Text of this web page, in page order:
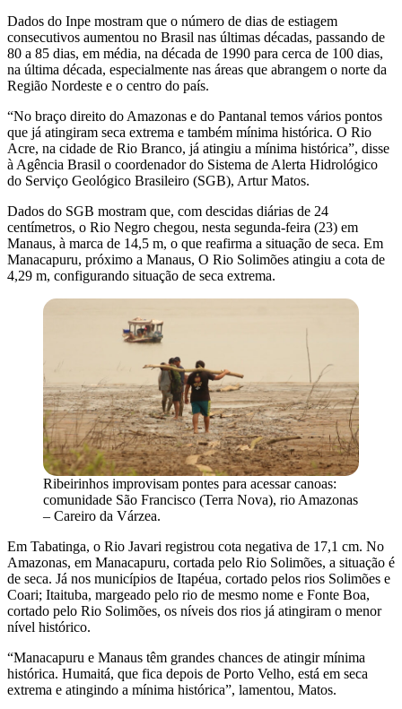
Dados do Inpe mostram que o número de dias de estiagem
consecutivos aumentou no Brasil nas últimas décadas, passando de
80 a 85 dias, em média, na década de 1990 para cerca de 100 dias,
na última década, especialmente nas áreas que abrangem o norte da
Região Nordeste e o centro do país.
“No braço direito do Amazonas e do Pantanal temos vários pontos
que já atingiram seca extrema e também mínima histórica. O Rio
Acre, na cidade de Rio Branco, já atingiu a mínima histórica”, disse
à Agência Brasil o coordenador do Sistema de Alerta Hidrológico
do Serviço Geológico Brasileiro (SGB), Artur Matos.
Dados do SGB mostram que, com descidas diárias de 24
centímetros, o Rio Negro chegou, nesta segunda-feira (23) em
Manaus, à marca de 14,5 m, o que reafirma a situação de seca. Em
Manacapuru, próximo a Manaus, O Rio Solimões atingiu a cota de
4,29 m, configurando situação de seca extrema.
Ribeirinhos improvisam pontes para acessar canoas:
comunidade São Francisco (Terra Nova), rio Amazonas
– Careiro da Várzea.
Em Tabatinga, o Rio Javari registrou cota negativa de 17,1 cm. No
Amazonas, em Manacapuru, cortada pelo Rio Solimões, a situação é
de seca. Já nos municípios de Itapéua, cortado pelos rios Solimões e
Coari; Itaituba, margeado pelo rio de mesmo nome e Fonte Boa,
cortado pelo Rio Solimões, os níveis dos rios já atingiram o menor
nível histórico.
“Manacapuru e Manaus têm grandes chances de atingir mínima
histórica. Humaitá, que fica depois de Porto Velho, está em seca
extrema e atingindo a mínima histórica”, lamentou, Matos.